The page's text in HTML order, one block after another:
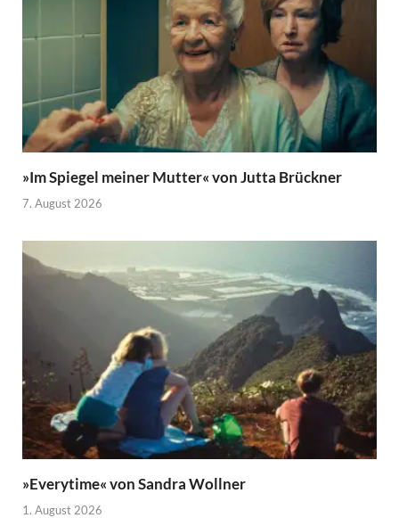
»Im Spiegel meiner Mutter« von Jutta Brückner
7. August 2026
»Everytime« von Sandra Wollner
1. August 2026